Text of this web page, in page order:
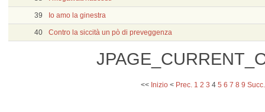
39 Io amo la ginestra
40 Contro la siccità un pò di preveggenza
<< Inizio < Prec. 1 2 3 4 5 6 7 8 9 Succ.